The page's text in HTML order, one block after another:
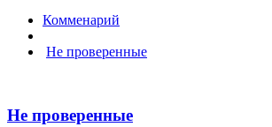
Комменарий
Не проверенные
Не проверенные